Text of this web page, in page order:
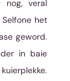
nog, veral
het
geword.
in baie